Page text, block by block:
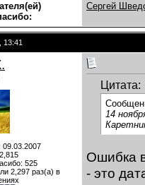
Сергей
13:41
09.03.2007
525
2,297 раз(а) в
Цитата:
14
Ошибка
- это